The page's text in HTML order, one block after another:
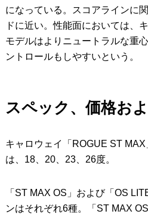
になっている。スコアラインに
ドに近い。性能面においては、
モデルはよりニュートラルな重
ントロールもしやすいという。
スペック、価格お
キャロウェイ「ROGUE ST
は、18、20、23、26度。
「ST MAX OS」および「OS
ンはそれぞれ6種。「ST MAX